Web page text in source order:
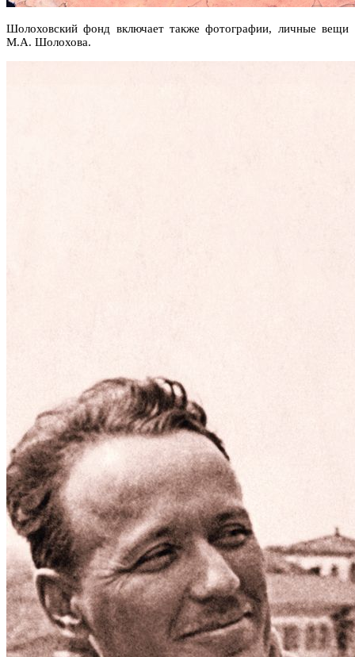
Шолоховский фонд включает также фотографии, личные вещи
М.А. Шолохова.